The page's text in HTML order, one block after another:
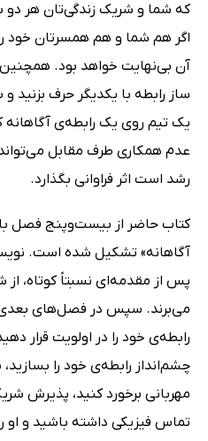
که شما و شریک زندگی‌تان هر دو
اگر هم شما و هم همسرتان خود
آن بی‌نهایت خواهد بود.
ساز رابطه با یکدیگر حرف بزنید
یک تیم روی یک رابطه‌ی آگاهانه
عدم همکاری طرف مقابل
رشد است اثر فراوانی بگذارد.
کتاب حاضر از بیست‌وپنج فصل
آگاهانه» تشکیل شده است.
پس از مقدمه‌ای نسبتاً‌ کوتاه،
می‌برند. سپس در فصل‌های
رابطه‌ی خود را در اولویت قرار
چشم‌انداز رابطه‌ی خود را بسازید،
مهربانی برخورد کنید، پذیرش
تماس فیزیکی داشته باشید و او